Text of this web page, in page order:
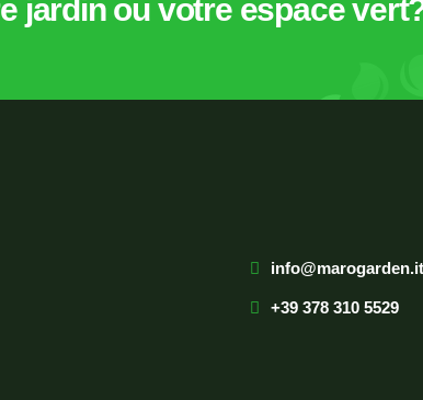
jardin ou votre espace
info@marogarden.it
+39 378 310 5529